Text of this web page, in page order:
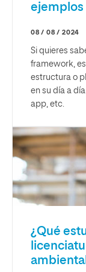
ejemplos
08 / 08 / 2024
Si quieres
framework,
estructura o
en su día a
app, etc.
¿Qué